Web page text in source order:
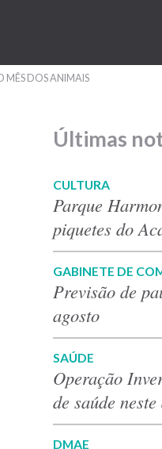
DOS ANIMAIS
Últimas
CULTURA
Parque
piquetes do
GABINETE DE
Previsão de
agosto
SAÚDE
Operação
de saúde
DMAE